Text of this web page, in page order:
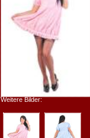
Weitere Bilder: